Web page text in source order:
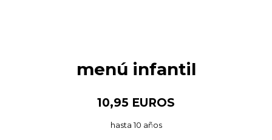
menú infantil
10,95 EUROS
hasta 10 años